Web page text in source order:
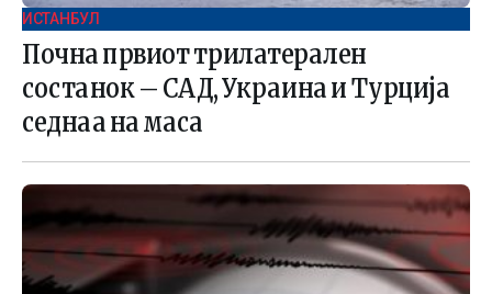
ИСТАНБУЛ
Почна првиот трилатерален
состанок – САД, Украина и Турција
седнаа на маса